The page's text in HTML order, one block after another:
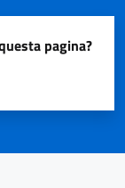
pagina?